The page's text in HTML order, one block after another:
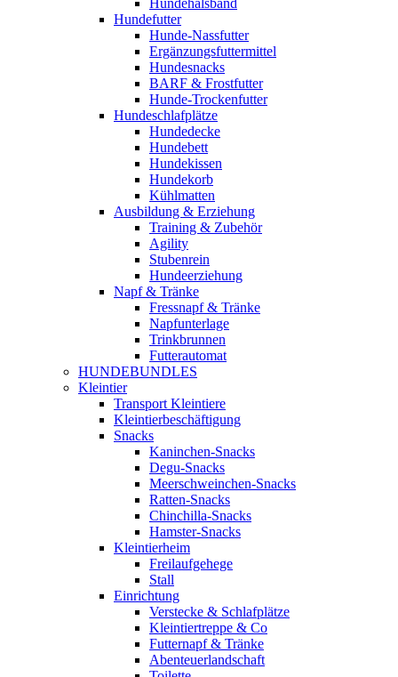
Hundehalsband
Hundefutter
Hunde-Nassfutter
Ergänzungsfuttermittel
Hundesnacks
BARF & Frostfutter
Hunde-Trockenfutter
Hundeschlafplätze
Hundedecke
Hundebett
Hundekissen
Hundekorb
Kühlmatten
Ausbildung & Erziehung
Training & Zubehör
Agility
Stubenrein
Hundeerziehung
Napf & Tränke
Fressnapf & Tränke
Napfunterlage
Trinkbrunnen
Futterautomat
HUNDEBUNDLES
Kleintier
Transport Kleintiere
Kleintierbeschäftigung
Snacks
Kaninchen-Snacks
Degu-Snacks
Meerschweinchen-Snacks
Ratten-Snacks
Chinchilla-Snacks
Hamster-Snacks
Kleintierheim
Freilaufgehege
Stall
Einrichtung
Verstecke & Schlafplätze
Kleintiertreppe & Co
Futternapf & Tränke
Abenteuerlandschaft